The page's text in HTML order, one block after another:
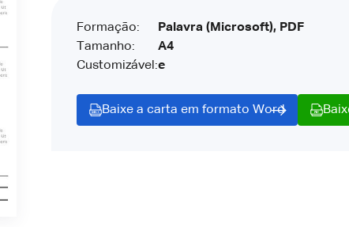
Formação:
Tamanho:
Customizável:
Palavra (Microsoft), PDF
A4
e
Baixe a carta em formato Word